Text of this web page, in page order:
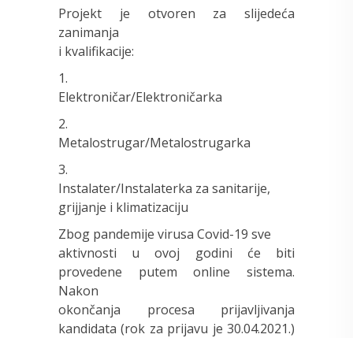
Projekt je otvoren za slijedeća
zanimanja
i kvalifikacije:
1.
Elektroničar/Elektroničarka
2.
Metalostrugar/Metalostrugarka
3.
Instalater/Instalaterka za sanitarije,
grijjanje i klimatizaciju
Zbog pandemije virusa Covid-19 sve
aktivnosti u ovoj godini će biti
provedene putem online sistema.
Nakon
okončanja procesa prijavljivanja
kandidata (rok za prijavu je 30.04.2021.)